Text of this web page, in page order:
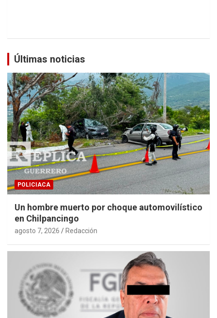
Últimas noticias
POLICIACA
Un hombre muerto por choque automovilístico
en Chilpancingo
agosto 7, 2026 Redacción